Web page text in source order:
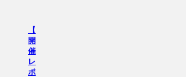
【
開
催
レ
ポ